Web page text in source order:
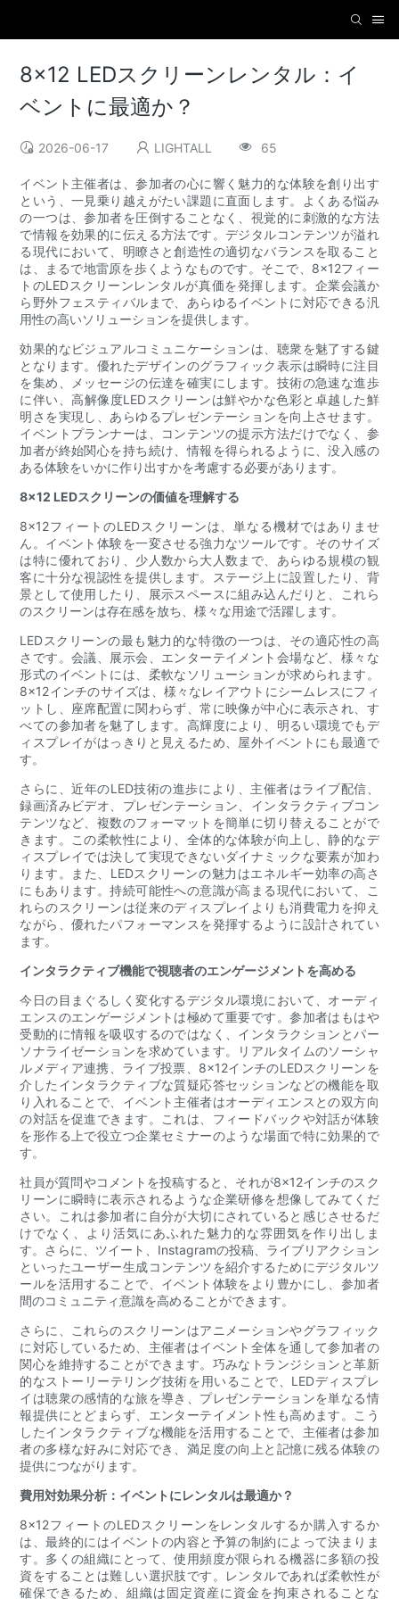
8x12 LEDスクリーンレンタル：イ
ベントに最適か？
2026-06-17 LIGHTALL 65
イベント主催者は、参加者の心に響く魅力的な体験を創り出す
という、一見乗り越えがたい課題に直面します。よくある悩み
の一つは、参加者を圧倒することなく、視覚的に刺激的な方法
で情報を効果的に伝える方法です。デジタルコンテンツが溢れ
る現代において、明瞭さと創造性の適切なバランスを取ること
は、まるで地雷原を歩くようなものです。そこで、8×12フィー
トのLEDスクリーンレンタルが真価を発揮します。企業会議か
ら野外フェスティバルまで、あらゆるイベントに対応できる汎
用性の高いソリューションを提供します。
効果的なビジュアルコミュニケーションは、聴衆を魅了する鍵
となります。優れたデザインのグラフィック表示は瞬時に注目
を集め、メッセージの伝達を確実にします。技術の急速な進歩
に伴い、高解像度LEDスクリーンは鮮やかな色彩と卓越した鮮
明さを実現し、あらゆるプレゼンテーションを向上させます。
イベントプランナーは、コンテンツの提示方法だけでなく、参
加者が終始関心を持ち続け、情報を得られるように、没入感の
ある体験をいかに作り出すかを考慮する必要があります。
8x12 LEDスクリーンの価値を理解する
8×12フィートのLEDスクリーンは、単なる機材ではありませ
ん。イベント体験を一変させる強力なツールです。そのサイズ
は特に優れており、少人数から大人数まで、あらゆる規模の観
客に十分な視認性を提供します。ステージ上に設置したり、背
景として使用したり、展示スペースに組み込んだりと、これら
のスクリーンは存在感を放ち、様々な用途で活躍します。
LEDスクリーンの最も魅力的な特徴の一つは、その適応性の高
さです。会議、展示会、エンターテイメント会場など、様々な
形式のイベントには、柔軟なソリューションが求められます。
8×12インチのサイズは、様々なレイアウトにシームレスにフィ
ットし、座席配置に関わらず、常に映像が中心に表示され、す
べての参加者を魅了します。高輝度により、明るい環境でもデ
ィスプレイがはっきりと見えるため、屋外イベントにも最適で
す。
さらに、近年のLED技術の進歩により、主催者はライブ配信、
録画済みビデオ、プレゼンテーション、インタラクティブコン
テンツなど、複数のフォーマットを簡単に切り替えることがで
きます。この柔軟性により、全体的な体験が向上し、静的なデ
ィスプレイでは決して実現できないダイナミックな要素が加わ
ります。また、LEDスクリーンの魅力はエネルギー効率の高さ
にもあります。持続可能性への意識が高まる現代において、こ
れらのスクリーンは従来のディスプレイよりも消費電力を抑え
ながら、優れたパフォーマンスを発揮するように設計されてい
ます。
インタラクティブ機能で視聴者のエンゲージメントを高める
今日の目まぐるしく変化するデジタル環境において、オーディ
エンスのエンゲージメントは極めて重要です。参加者はもはや
受動的に情報を吸収するのではなく、インタラクションとパー
ソナライゼーションを求めています。リアルタイムのソーシャ
ルメディア連携、ライブ投票、8×12インチのLEDスクリーンを
介したインタラクティブな質疑応答セッションなどの機能を取
り入れることで、イベント主催者はオーディエンスとの双方向
の対話を促進できます。これは、フィードバックや対話が体験
を形作る上で役立つ企業セミナーのような場面で特に効果的で
す。
社員が質問やコメントを投稿すると、それが8×12インチのスク
リーンに瞬時に表示されるような企業研修を想像してみてくだ
さい。これは参加者に自分が大切にされていると感じさせるだ
けでなく、より活気にあふれた魅力的な雰囲気を作り出しま
す。さらに、ツイート、Instagramの投稿、ライブリアクション
といったユーザー生成コンテンツを紹介するためにデジタルツ
ールを活用することで、イベント体験をより豊かにし、参加者
間のコミュニティ意識を高めることができます。
さらに、これらのスクリーンはアニメーションやグラフィック
に対応しているため、主催者はイベント全体を通して参加者の
関心を維持することができます。巧みなトランジションと革新
的なストーリーテリング技術を用いることで、LEDディスプレ
イは聴衆の感情的な旅を導き、プレゼンテーションを単なる情
報提供にとどまらず、エンターテイメント性も高めます。こう
したインタラクティブな機能を活用することで、主催者は参加
者の多様な好みに対応でき、満足度の向上と記憶に残る体験の
提供につながります。
費用対効果分析：イベントにレンタルは最適か？
8×12フィートのLEDスクリーンをレンタルするか購入するか
は、最終的にはイベントの内容と予算の制約によって決まりま
す。多くの組織にとって、使用頻度が限られる機器に多額の投
資をすることは難しい選択肢です。レンタルであれば柔軟性が
確保できるため、組織は固定資産に資金を拘束されることな